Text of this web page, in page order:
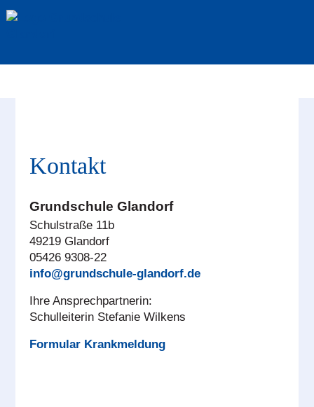
Kontakt
Grundschule Glandorf
Schulstraße 11b
49219 Glandorf
05426 9308-22
info@grundschule-glandorf.de
Ihre Ansprechpartnerin:
Schulleiterin Stefanie Wilkens
Formular Krankmeldung